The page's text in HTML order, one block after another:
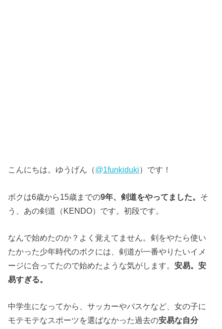
こんにちは。ゆうげん（@1funkiduki）です！
ボクは6歳から15歳までの9年、剣道をやってました。 そ
う、あの剣道（KENDO）です。初段です。
なんで始めたのか？よく覚えてません。剣をやたら使い
たかった少年時代のボクには、剣道が一番やりたいイメ
ージに合ってたので始めたような気がします。安易。安
易すぎる。
中学生になってから、サッカーやバスケなど、女の子に
モテモテなスポーツを選ばなかった過去の安易な自分